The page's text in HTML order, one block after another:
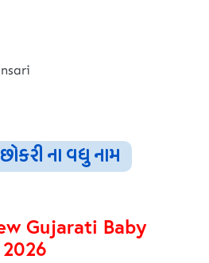
ના વધુ નામ
Gujarati Baby